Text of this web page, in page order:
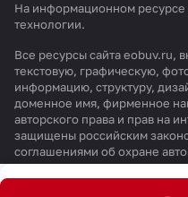
На информационном
технологии.
Все ресурсы сайта eobuv.ru,
текстовую, графическую,
информацию, структуру,
доменное имя, фирменное
авторского права и прав на
защищены российским
соглашениями об охране